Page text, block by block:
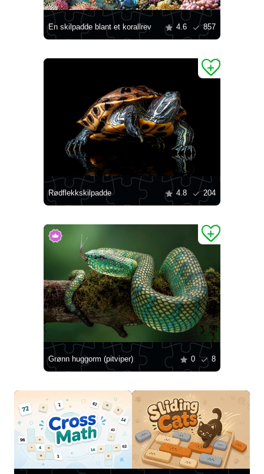
En skilpadde blant et korallrev 4.6 857
Rødflekkskilpadde 4.8 204
Grønn huggorm (pitviper) 0 8